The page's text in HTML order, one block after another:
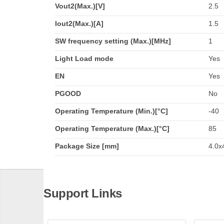
Vout2(Max.)[V] 2.5
Iout2(Max.)[A] 1.5
SW frequency setting (Max.)[MHz] 1
Light Load mode Yes
EN Yes
PGOOD No
Operating Temperature (Min.)[°C] -40
Operating Temperature (Max.)[°C] 85
Package Size [mm]
Support Links